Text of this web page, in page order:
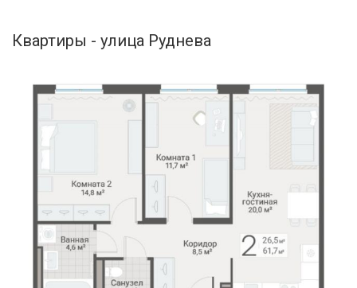
Квартиры - улица Руднева